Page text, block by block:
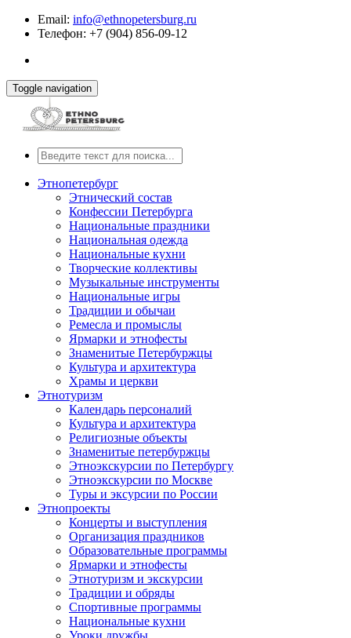
Email: info@ethnopetersburg.ru
Телефон: +7 (904) 856-09-12
Toggle navigation
Этнопетербург
Этнический состав
Конфессии Петербурга
Национальные праздники
Национальная одежда
Национальные кухни
Творческие коллективы
Музыкальные инструменты
Национальные игры
Традиции и обычаи
Ремесла и промыслы
Ярмарки и этнофесты
Знаменитые Петербуржцы
Культура и архитектура
Храмы и церкви
Этнотуризм
Календарь персоналий
Культура и архитектура
Религиозные объекты
Знаменитые петербуржцы
Этноэкскурсии по Петербургу
Этноэкскурсии по Москве
Туры и эксурсии по России
Этнопроекты
Концерты и выступления
Организация праздников
Образовательные программы
Ярмарки и этнофесты
Этнотуризм и экскурсии
Традиции и обряды
Спортивные программы
Национальные кухни
Уроки дружбы